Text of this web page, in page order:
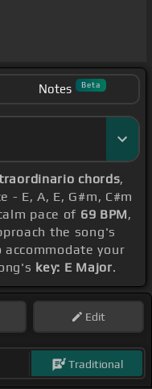
Notes Beta
chords,
- E, A, E, G#m, C#m
pace of 69 BPM,
the song's
accommodate your
key: E Major.
Edit
Traditional